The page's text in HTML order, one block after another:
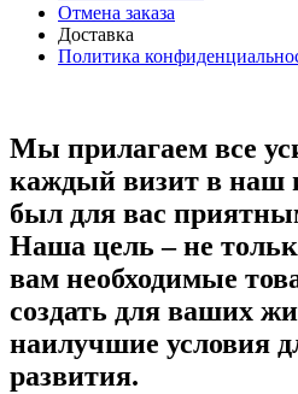
Отмена заказа
Доставка
Политика
Мы прилагаем все
каждый визит в наш
был для вас
Наша цель – не
вам необходимые
создать для ваших
наилучшие условия
развития.